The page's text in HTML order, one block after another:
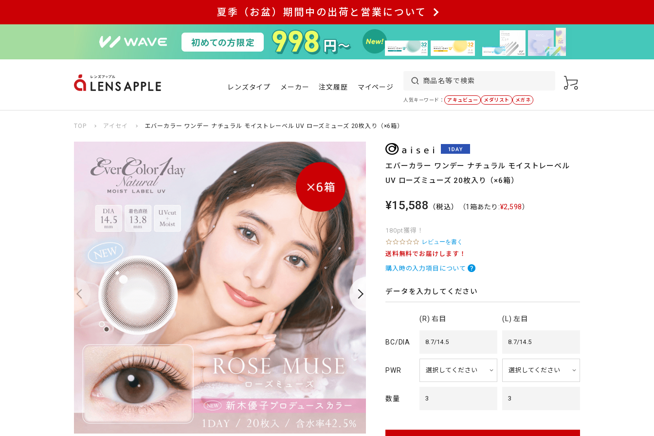
夏季（お盆）期間中の出荷と営業について
レンズタイプ メーカー 注文履歴 マイページ
人気キーワード： アキュビュー メダリスト メガネ
TOP アイセイ エバーカラー ワンデー ナチュラル モイストレーベル UV ローズミューズ 20枚入り（×6箱）
エバーカラー ワンデー ナチュラル モイストレーベル
UV ローズミューズ 20枚入り（×6箱）
¥15,588 （税込） （1箱あたり:¥2,598）
180pt獲得！
0
.
0
s
r
r
t
i
レビューを書く
送料無料でお届けします！
購入時の入力項目について
データを入力してください
(R) 右目 (L) 左目
BC/DIA 8.7/14.5 8.7/14.5
PWR
数量 3 3